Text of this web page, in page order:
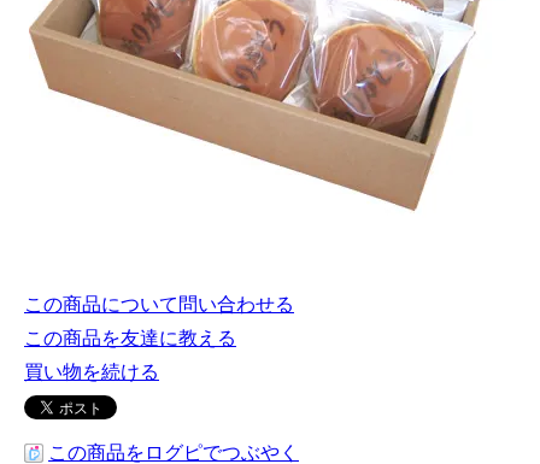
この商品について問い合わせる
この商品を友達に教える
買い物を続ける
この商品をログピでつぶやく